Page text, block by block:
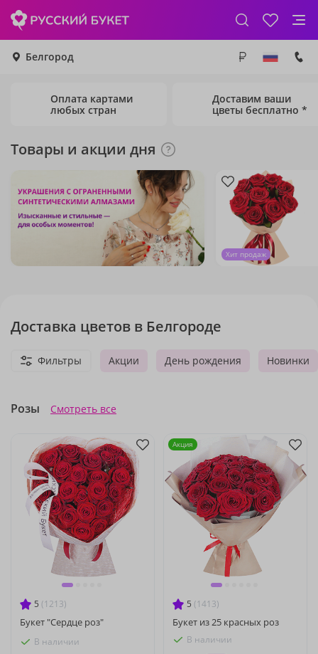
Белгород
Оплата картами
любых стран
Доставим ваши
цветы бесплатно *
Товары и акции дня
Хит продаж
Доставка цветов в Белгороде
Акции День рождения Новинки
Фильтры
Розы Смотреть все
5 (1213)
Букет "Сердце роз"
В наличии
5 (1413)
Букет из 25 красных роз
В наличии
Акция